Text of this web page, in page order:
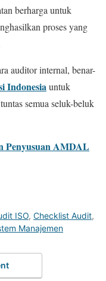
berharga untuk
proses yang
auditor internal, benar-
Indonesiauntuk
semua seluk-beluk
Penyusuan AMDAL
ISO, Checklist Audit,
Manajemen